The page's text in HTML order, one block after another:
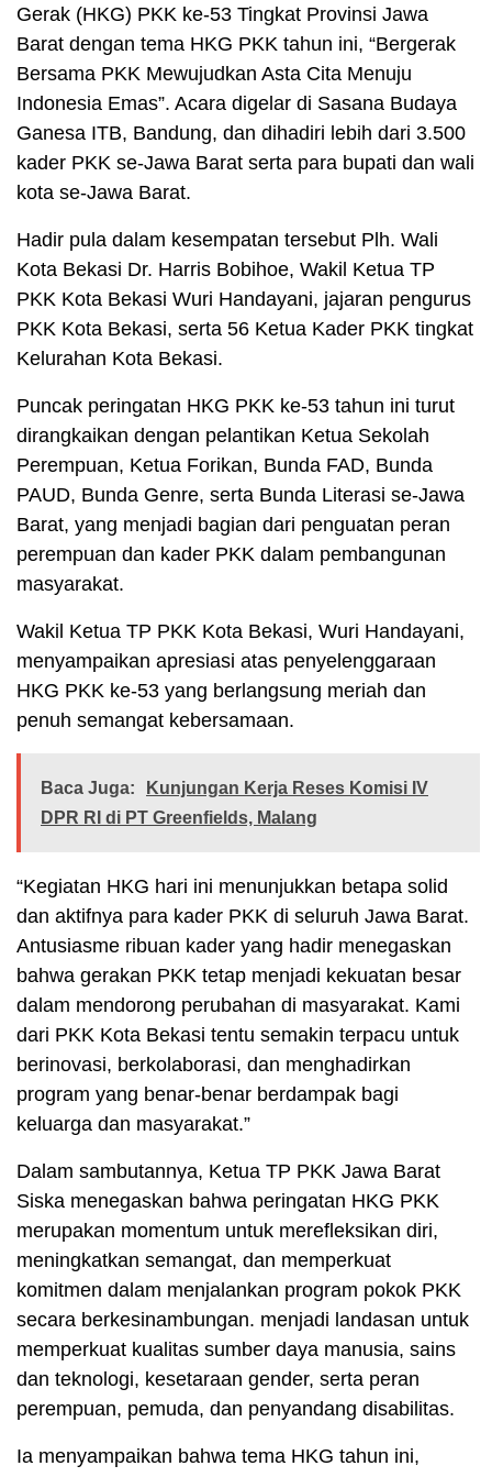
Gerak (HKG) PKK ke-53 Tingkat Provinsi Jawa
Barat dengan tema HKG PKK tahun ini, “Bergerak
Bersama PKK Mewujudkan Asta Cita Menuju
Indonesia Emas”. Acara digelar di Sasana Budaya
Ganesa ITB, Bandung, dan dihadiri lebih dari 3.500
kader PKK se-Jawa Barat serta para bupati dan wali
kota se-Jawa Barat.
Hadir pula dalam kesempatan tersebut Plh. Wali
Kota Bekasi Dr. Harris Bobihoe, Wakil Ketua TP
PKK Kota Bekasi Wuri Handayani, jajaran pengurus
PKK Kota Bekasi, serta 56 Ketua Kader PKK tingkat
Kelurahan Kota Bekasi.
Puncak peringatan HKG PKK ke-53 tahun ini turut
dirangkaikan dengan pelantikan Ketua Sekolah
Perempuan, Ketua Forikan, Bunda FAD, Bunda
PAUD, Bunda Genre, serta Bunda Literasi se-Jawa
Barat, yang menjadi bagian dari penguatan peran
perempuan dan kader PKK dalam pembangunan
masyarakat.
Wakil Ketua TP PKK Kota Bekasi, Wuri Handayani,
menyampaikan apresiasi atas penyelenggaraan
HKG PKK ke-53 yang berlangsung meriah dan
penuh semangat kebersamaan.
Baca Juga:
Kunjungan Kerja Reses Komisi IV
DPR RI di PT Greenfields, Malang
“Kegiatan HKG hari ini menunjukkan betapa solid
dan aktifnya para kader PKK di seluruh Jawa Barat.
Antusiasme ribuan kader yang hadir menegaskan
bahwa gerakan PKK tetap menjadi kekuatan besar
dalam mendorong perubahan di masyarakat. Kami
dari PKK Kota Bekasi tentu semakin terpacu untuk
berinovasi, berkolaborasi, dan menghadirkan
program yang benar-benar berdampak bagi
keluarga dan masyarakat.”
Dalam sambutannya, Ketua TP PKK Jawa Barat
Siska menegaskan bahwa peringatan HKG PKK
merupakan momentum untuk merefleksikan diri,
meningkatkan semangat, dan memperkuat
komitmen dalam menjalankan program pokok PKK
secara berkesinambungan. menjadi landasan untuk
memperkuat kualitas sumber daya manusia, sains
dan teknologi, kesetaraan gender, serta peran
perempuan, pemuda, dan penyandang disabilitas.
Ia menyampaikan bahwa tema HKG tahun ini,